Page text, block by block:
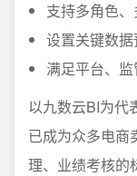
支持多角色
设置关键数
满足平台、
以九数云BI为代
已成为众多电商
理、业绩考核的